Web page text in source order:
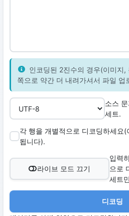
인코딩된 2진수의 경우(이미지,
쪽으로 약간 더 내려가셔서 파일 업
소스
세트.
각 행을 개별적으로 디코딩하세요
됩니다).
라이브 모드 끄기
입력
으로
세트
디코딩